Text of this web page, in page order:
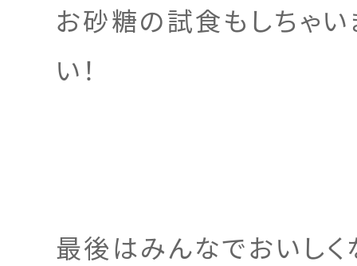
お砂糖の試食もしちゃ
い！
最後はみんなでおいし